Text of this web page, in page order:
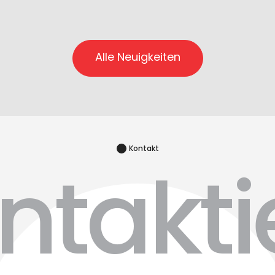
Alle Neuigkeiten
Kontakt